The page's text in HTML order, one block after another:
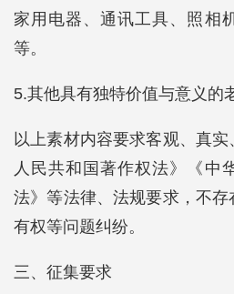
家用电器、通讯工具、照相
等。
5.其他具有独特价值与意义的
以上素材内容要求客观、真
人民共和国著作权法》《中
法》等法律、法规要求，不
有权等问题纠纷。
三、征集要求